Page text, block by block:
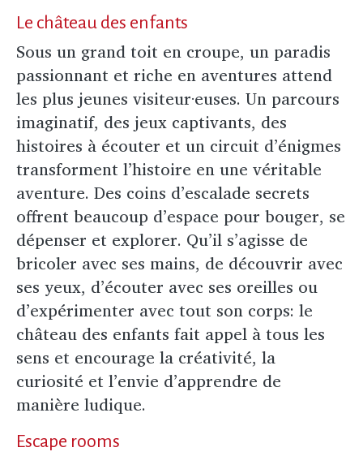
Le château des enfants
Sous un grand toit en croupe, un paradis
passionnant et riche en aventures attend
les plus jeunes visiteur·euses. Un parcours
imaginatif, des jeux captivants, des
histoires à écouter et un circuit d’énigmes
transforment l’histoire en une véritable
aventure. Des coins d’escalade secrets
offrent beaucoup d’espace pour bouger, se
dépenser et explorer. Qu’il s’agisse de
bricoler avec ses mains, de découvrir avec
ses yeux, d’écouter avec ses oreilles ou
d’expérimenter avec tout son corps: le
château des enfants fait appel à tous les
sens et encourage la créativité, la
curiosité et l’envie d’apprendre de
manière ludique.
Escape rooms